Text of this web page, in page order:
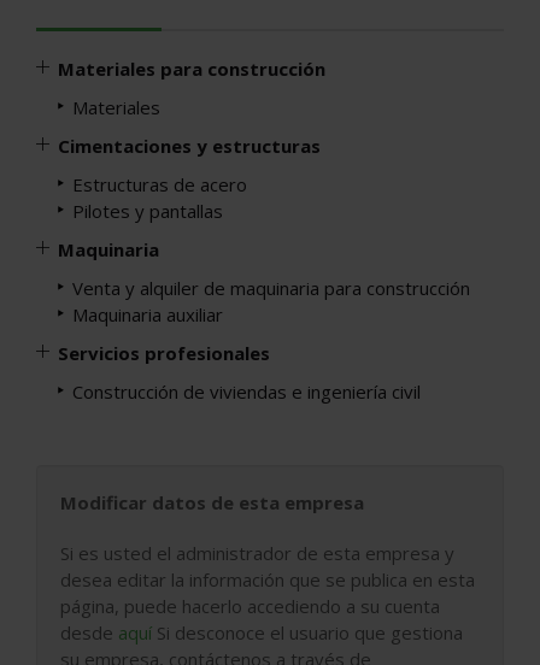
Materiales para construcción
Materiales
Cimentaciones y estructuras
Estructuras de acero
Pilotes y pantallas
Maquinaria
Venta y alquiler de maquinaria para construcción
Maquinaria auxiliar
Servicios profesionales
Construcción de viviendas e ingeniería civil
Modificar datos de esta empresa
Si es usted el administrador de esta empresa y
desea editar la información que se publica en esta
página, puede hacerlo accediendo a su cuenta
desde aquí Si desconoce el usuario que gestiona
su empresa, contáctenos a través de